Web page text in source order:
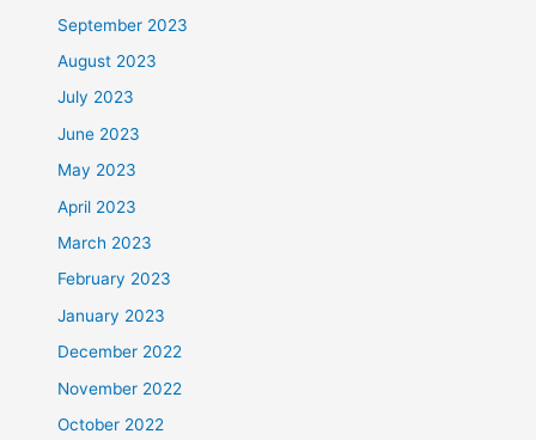
September 2023
August 2023
July 2023
June 2023
May 2023
April 2023
March 2023
February 2023
January 2023
December 2022
November 2022
October 2022